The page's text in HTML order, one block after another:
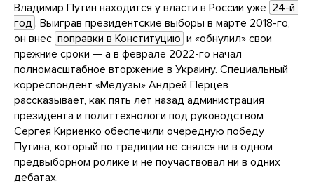
Владимир Путин находится у власти в России уже 24-й
год . Выиграв президентские выборы в марте 2018-го,
он внес поправки в Конституцию и «обнулил» свои
прежние сроки — а в феврале 2022-го начал
полномасштабное вторжение в Украину. Специальный
корреспондент «Медузы» Андрей Перцев
рассказывает, как пять лет назад администрация
президента и политтехнологи под руководством
Сергея Кириенко обеспечили очередную победу
Путина, который по традиции не снялся ни в одном
предвыборном ролике и не поучаствовал ни в одних
дебатах.